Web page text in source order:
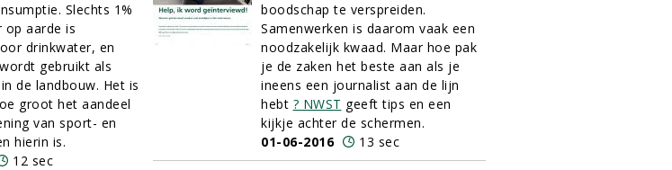
Slechts 1%
op aarde is
drinkwater, en
gebruikt als
de landbouw. Het is
groot het aandeel
van sport- en
hierin is.
12 sec
boodschap te verspreiden.
Samenwerken is daarom vaak een
noodzakelijk kwaad. Maar hoe pak
je de zaken het beste aan als je
ineens een journalist aan de lijn
hebt ? NWST geeft tips en een
kijkje achter de schermen.
01-06-2016
13 sec